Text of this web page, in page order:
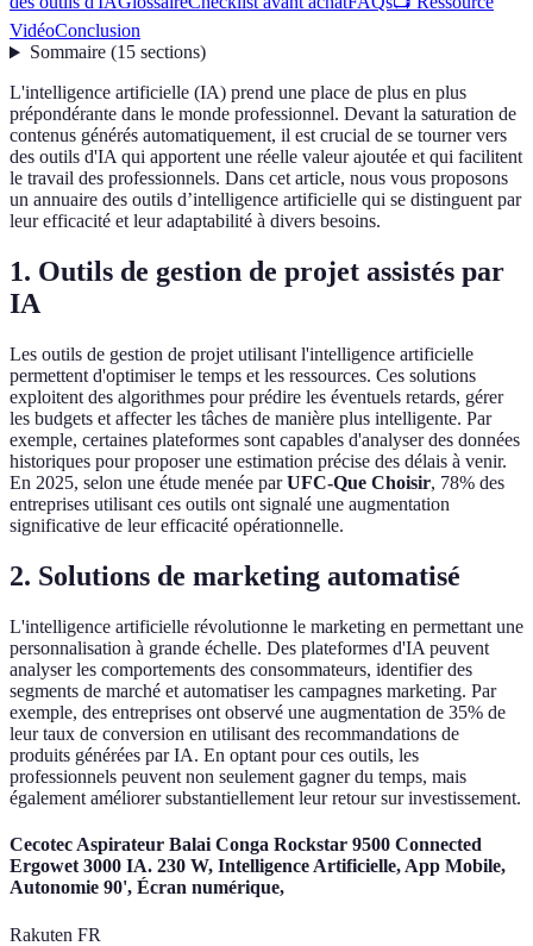
VidéoConclusion
Sommaire(15 sections)
L'intelligence artificielle (IA) prend une place de plus en plus
prépondérante dans le monde professionnel. Devant la saturation de
contenus générés automatiquement, il est crucial de se tourner vers
des outils d'IA qui apportent une réelle valeur ajoutée et qui facilitent
le travail des professionnels. Dans cet article, nous vous proposons
un annuaire des outils d’intelligence artificielle qui se distinguent par
leur efficacité et leur adaptabilité à divers besoins.
1. Outils de gestion de projet assistés par
IA
Les outils de gestion de projet utilisant l'intelligence artificielle
permettent d'optimiser le temps et les ressources. Ces solutions
exploitent des algorithmes pour prédire les éventuels retards, gérer
les budgets et affecter les tâches de manière plus intelligente. Par
exemple, certaines plateformes sont capables d'analyser des données
historiques pour proposer une estimation précise des délais à venir.
En 2025, selon une étude menée parUFC-Que Choisir, 78% des
entreprises utilisant ces outils ont signalé une augmentation
significative de leur efficacité opérationnelle.
2. Solutions de marketing automatisé
L'intelligence artificielle révolutionne le marketing en permettant une
personnalisation à grande échelle. Des plateformes d'IA peuvent
analyser les comportements des consommateurs, identifier des
segments de marché et automatiser les campagnes marketing. Par
exemple, des entreprises ont observé une augmentation de 35% de
leur taux de conversion en utilisant des recommandations de
produits générées par IA. En optant pour ces outils, les
professionnels peuvent non seulement gagner du temps, mais
également améliorer substantiellement leur retour sur investissement.
Cecotec Aspirateur Balai Conga Rockstar 9500 Connected
Ergowet 3000 IA. 230 W, Intelligence Artificielle, App Mobile,
Autonomie 90', Écran numérique,
Rakuten FR